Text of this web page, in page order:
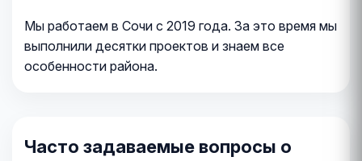
Мы работаем в Сочи с 2019 года. За это время мы
выполнили десятки проектов и знаем все
особенности района.
Часто задаваемые вопросы о